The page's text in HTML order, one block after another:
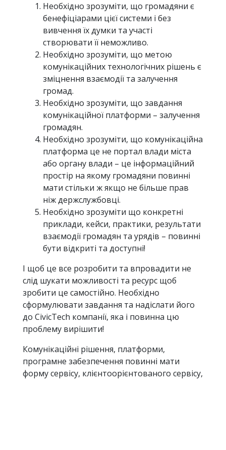
Необхідно зрозуміти, що громадяни є
бенефіціарами цієї системи і без
вивчення їх думки та участі
створювати її неможливо.
Необхідно зрозуміти, що метою
комунікаційних технологічних рішень є
зміцнення взаємодії та залучення
громад.
Необхідно зрозуміти, що завдання
комунікаційної платформи – залучення
громадян.
Необхідно зрозуміти, що комунікаційна
платформа це не портал влади міста
або органу влади – це інформаційний
простір на якому громадяни повинні
мати стільки ж якщо не більше прав
ніж держслужбовці.
Необхідно зрозуміти що конкретні
приклади, кейси, практики, результати
взаємодії громадян та урядів – повинні
бути відкриті та доступні!
І щоб це все розробити та впровадити не
слід шукати можливості та ресурс щоб
зробити це самостійно. Необхідно
сформулювати завдання та надіслати його
до CivicTech компанії, яка і повинна цю
проблему вирішити!
Комунікаційні рішення, платформи,
програмне забезпечення повинні мати
форму сервісу, клієнтоорієнтованого сервісу,